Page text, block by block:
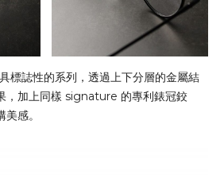
標誌性的系列，透過上下分層的金屬結
，加上同樣 signature 的專利錶冠鉸
感。